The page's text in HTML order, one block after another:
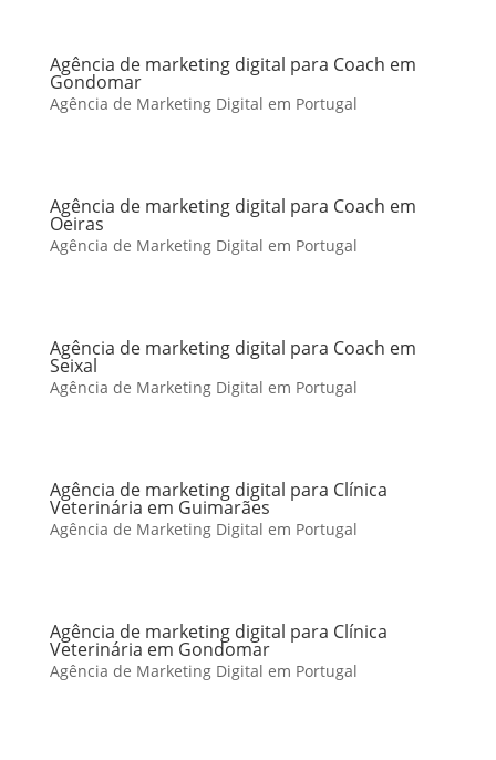
Agência de marketing digital para Coach em
Gondomar
Agência de Marketing Digital em Portugal
Agência de marketing digital para Coach em
Oeiras
Agência de Marketing Digital em Portugal
Agência de marketing digital para Coach em
Seixal
Agência de Marketing Digital em Portugal
Agência de marketing digital para Clínica
Veterinária em Guimarães
Agência de Marketing Digital em Portugal
Agência de marketing digital para Clínica
Veterinária em Gondomar
Agência de Marketing Digital em Portugal